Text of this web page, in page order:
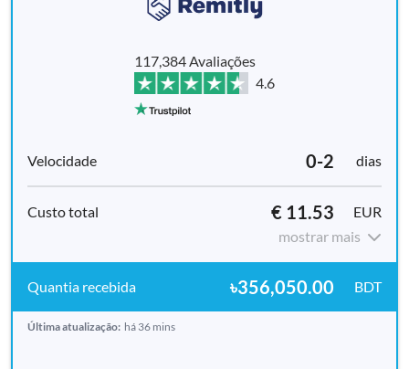
117,384 Avaliações
4.6
0-2 dias
€ 11.53
EUR
mostrar mais
৳356,050.00 BDT
Última atualização: há 36 mins